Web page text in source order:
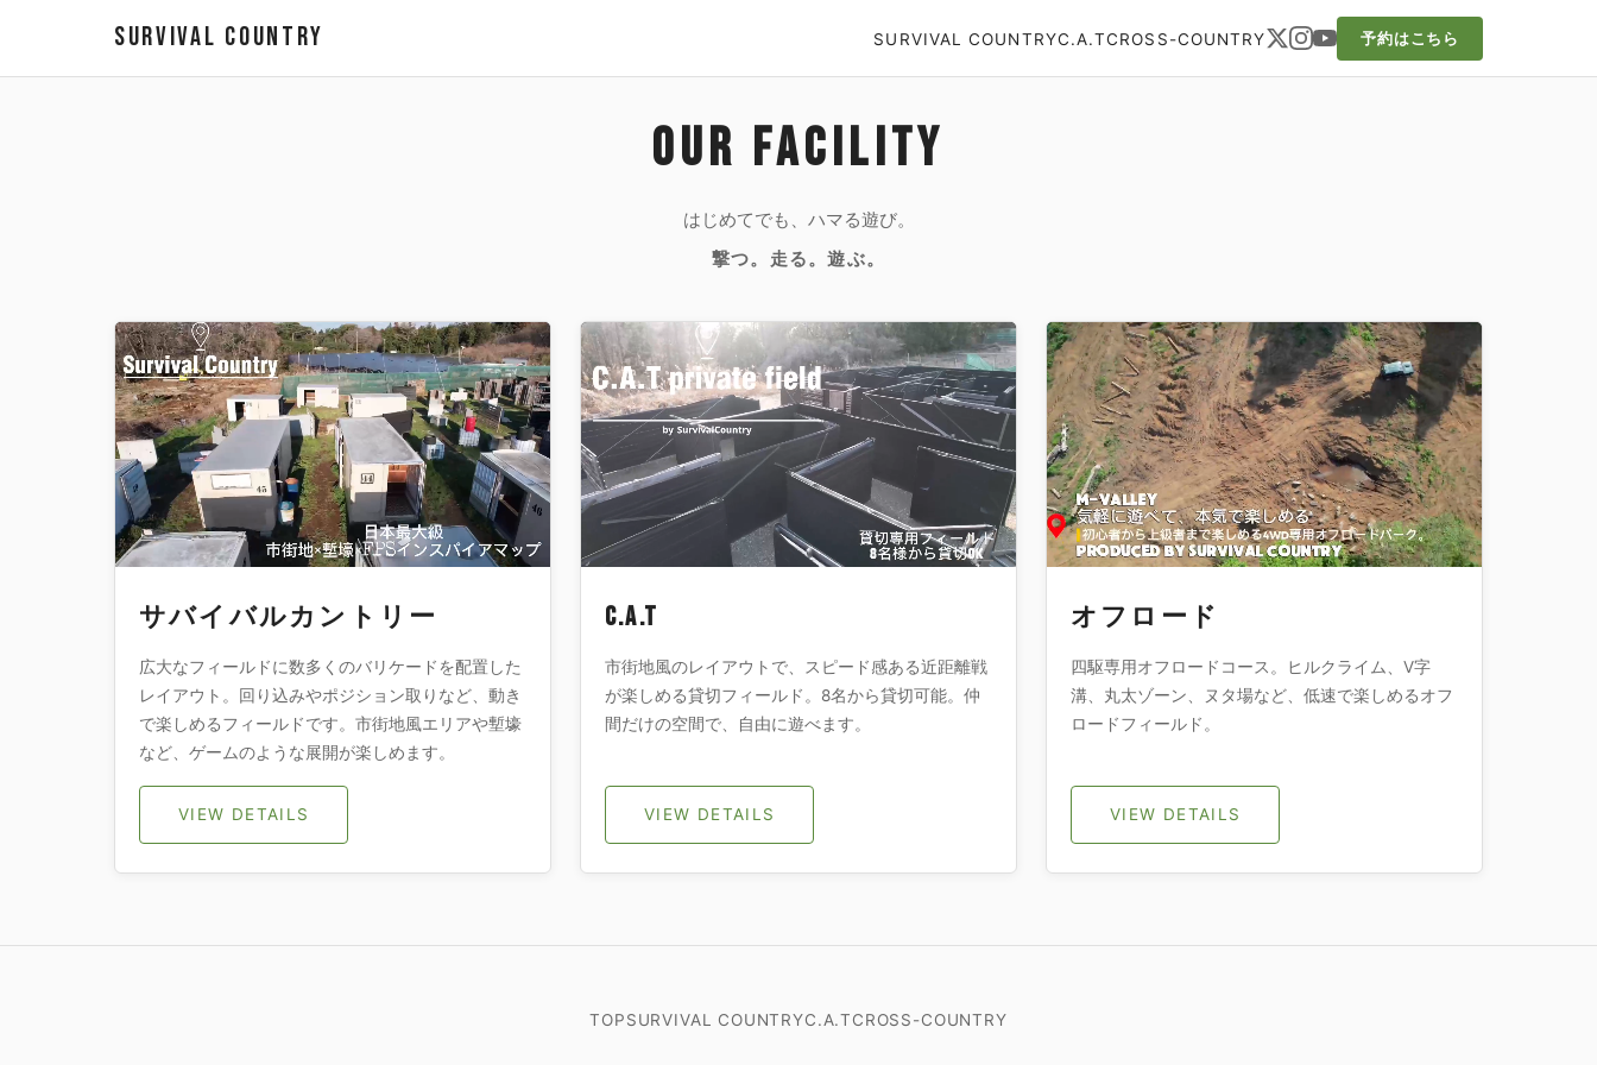
SURVIVAL COUNTRY SURVIVAL COUNTRYC.A.TCROSS-COUNTRY 予約はこちら
OUR FACILITY
はじめてでも、ハマる遊び。
撃つ。走る。遊ぶ。
サバイバルカントリー
広大なフィールドに数多くのバリケードを配置した
レイアウト。回り込みやポジション取りなど、動き
で楽しめるフィールドです。市街地風エリアや塹壕
など、ゲームのような展開が楽しめます。
VIEW DETAILS
C.A.T
市街地風のレイアウトで、スピード感ある近距離戦
が楽しめる貸切フィールド。8名から貸切可能。仲
間だけの空間で、自由に遊べます。
VIEW DETAILS
オフロード
四駆専用オフロードコース。ヒルクライム、V字
溝、丸太ゾーン、ヌタ場など、低速で楽しめるオフ
ロードフィールド。
VIEW DETAILS
TOPSURVIVAL COUNTRYC.A.TCROSS-COUNTRY